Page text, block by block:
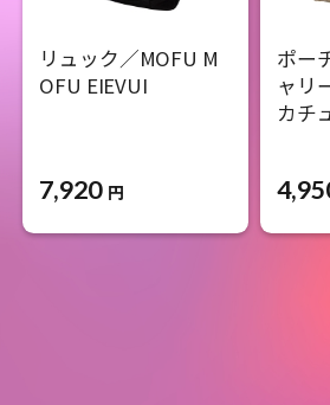
リュック／MOFU M
OFU EIEVUI
7,920 円
ポー
ャリ
カチ